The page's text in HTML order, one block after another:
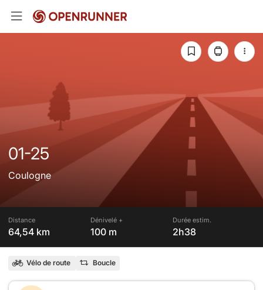
01-25
Coulogne
Distance
64,54 km
Dénivelé +
100 m
Durée estim.
2h38
Vélo de route Boucle